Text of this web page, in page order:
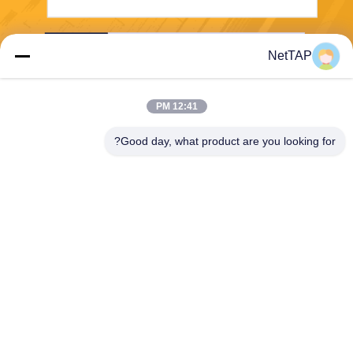
NetTAP
12:41 PM
Good day, what product are you looking for?